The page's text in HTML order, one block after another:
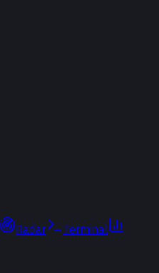
Radar
Terminal